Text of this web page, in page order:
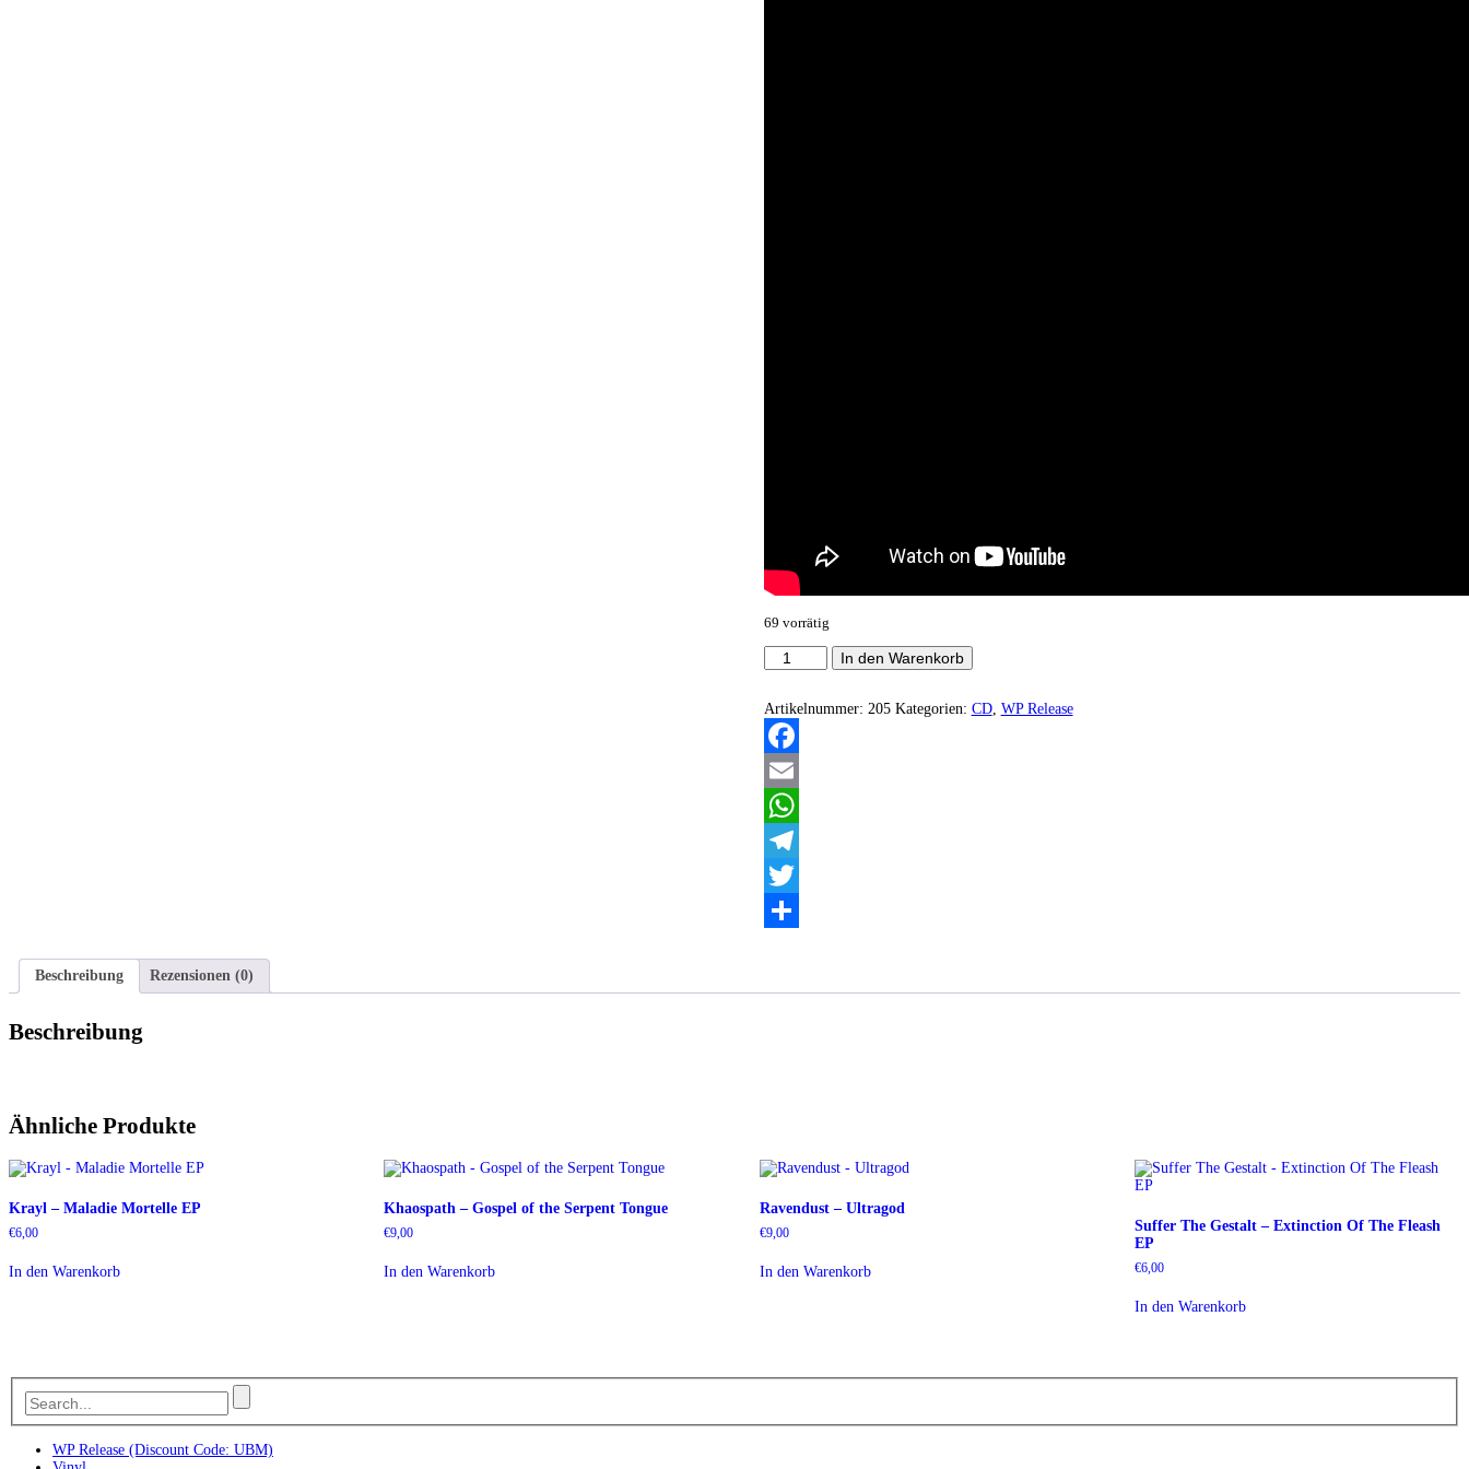
69 vorrätig
Amuleto
de
-
Amulet
of
Calamity
EP
Menge
In den Warenkorb
Artikelnummer: 205 Kategorien: CD, WP Release
Facebook
Email
WhatsApp
Telegram
Twitter
Beschreibung
Rezensionen (0)
Beschreibung
Ähnliche Produkte
Krayl – Maladie Mortelle EP
€6,00
In den Warenkorb
Khaospath – Gospel of the Serpent Tongue
€9,00
In den Warenkorb
Ravendust – Ultragod
€9,00
In den Warenkorb
Suffer The Gestalt – Extinction Of The Fleash
EP
€6,00
In den Warenkorb
WP Release (Discount Code: UBM)